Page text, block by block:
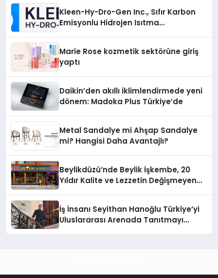
Kleen-Hy-Dro-Gen Inc., Sıfır Karbon
Emisyonlu Hidrojen Isıtma
Marie Rose kozmetik sektörüne giriş
yaptı
Daikin’den akıllı iklimlendirmede yeni
dönem: Madoka Plus Türkiye’de
Metal Sandalye mi Ahşap Sandalye
mi? Hangisi Daha Avantajlı?
Beylikdüzü’nde Beylik İşkembe, 20
Yıldır Kalite ve Lezzetin Değişmeyen
İş İnsanı Seyithan Hanoğlu Türkiye’yi
Uluslararası Arenada Tanıtmayı